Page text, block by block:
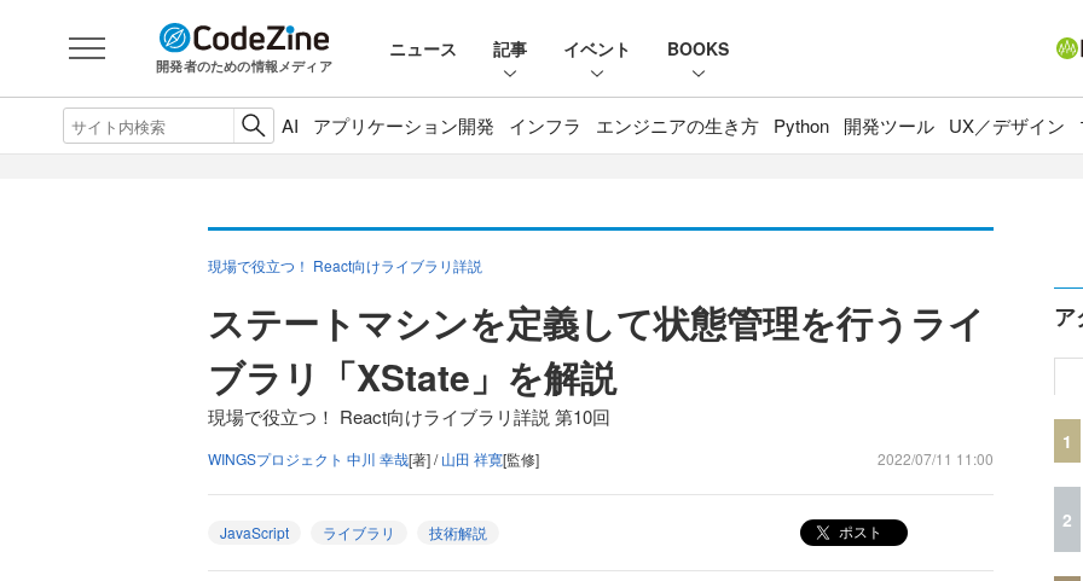
開発者のための情報メディア
ニュース 記事 イベント BOOKS
AI アプリケーション開発 インフラ エンジニアの生き方 Python 開発ツール UX／デザイン
現場で役立つ！ React向けライブラリ詳説
ステートマシンを定義して状態管理を行うライ
ブラリ「XState」を解説
現場で役立つ！ React向けライブラリ詳説 第10回
WINGSプロジェクト 中川 幸哉[著] /山田 祥寛[監修] 2022/07/11 11:00
JavaScript ライブラリ 技術解説 ポスト
ア
1
2